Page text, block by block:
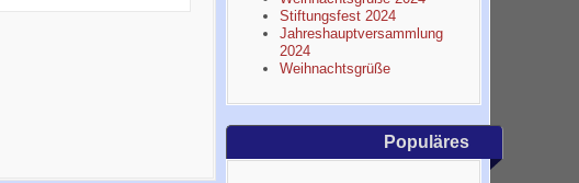
Stiftungsfest 2024
Jahreshauptversammlung
2024
Weihnachtsgrüße
Populäres